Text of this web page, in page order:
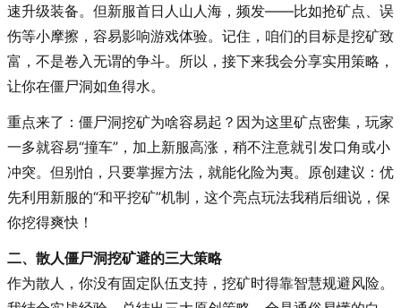
速升级装备。但新服首日人山人海，频发——比如抢矿点、误
伤等小摩擦，容易影响游戏体验。记住，咱们的目标是挖矿致
富，不是卷入无谓的争斗。所以，接下来我会分享实用策略，
让你在僵尸洞如鱼得水。
重点来了：僵尸洞挖矿为啥容易起？因为这里矿点密集，玩家
一多就容易“撞车”，加上新服高涨，稍不注意就引发口角或小
冲突。但别怕，只要掌握方法，就能化险为夷。原创建议：优
先利用新服的“和平挖矿”机制，这个亮点玩法我稍后细说，保
你挖得爽快！
二、散人僵尸洞挖矿避的三大策略
作为散人，你没有固定队伍支持，挖矿时得靠智慧规避风险。